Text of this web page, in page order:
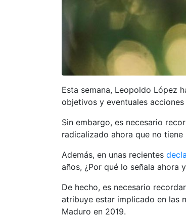
Esta semana, Leopoldo López
objetivos y eventuales
Sin embargo, es necesario
radicalizado ahora que no
Además, en unas recientes
años, ¿Por qué lo señala ahora
De hecho, es necesario
atribuye estar implicado en las
Maduro en 2019.